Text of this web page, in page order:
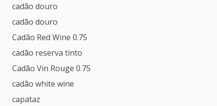
cadão douro
cadão douro
Cadão Red Wine 0.75
cadão reserva tinto
Cadão Vin Rouge 0.75
cadão white wine
capataz